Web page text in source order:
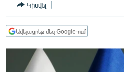
ՊԱՏԵՐԱԶՄԻ 6 ՇԱԲԱԹՆԵՐԸ
ՏԱՐԱԾԱՇՐՋԱՆ
ՄԻՋԱԶԳԱՅԻՆ
Կիսվել
Ավելացրեք մեզ Google-ում